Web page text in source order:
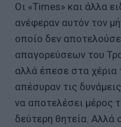
Οι «Times» και άλλα
ανέφεραν αυτόν τον
οποίο δεν
απαγορεύσεων του
αλλά έπεσε στα
απέσυραν τις
να αποτελέσει μέρος
δεύτερη θητεία. Αλλά